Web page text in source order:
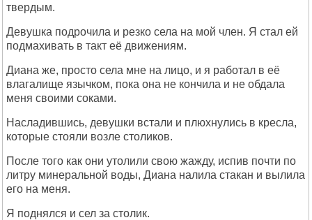
твердым.
Девушка подрочила и резко села на мой член. Я стал ей
подмахивать в такт её движениям.
Диана же, просто села мне на лицо, и я работал в её
влагалище язычком, пока она не кончила и не обдала
меня своими соками.
Насладившись, девушки встали и плюхнулись в кресла,
которые стояли возле столиков.
После того как они утолили свою жажду, испив почти по
литру минеральной воды, Диана налила стакан и вылила
его на меня.
Я поднялся и сел за столик.